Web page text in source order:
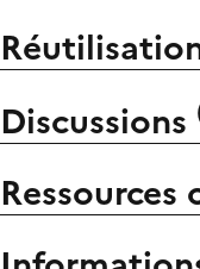
Discussions